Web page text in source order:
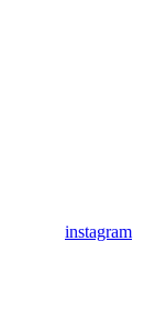
instagram